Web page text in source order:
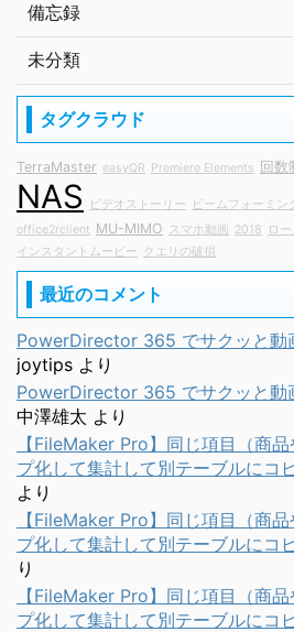
備忘録
未分類
タグクラウド
TerraMaster easyQR Premiere Elements 回数
NAS ビデオストーリー ビームフォーミン
office2rclient MU-MIMO スマホ動画 2018 ロ
インスタントムービー
クエリの破損
最近のコメント
PowerDirector 365 でサクッと動
joytips より
PowerDirector 365 でサクッと動
中澤雄太 より
【FileMaker Pro】同じ項目（商
プ化して集計して別テーブルにコ
より
【FileMaker Pro】同じ項目（商
プ化して集計して別テーブルにコ
り
【FileMaker Pro】同じ項目（商
プ化して集計して別テーブルにコ